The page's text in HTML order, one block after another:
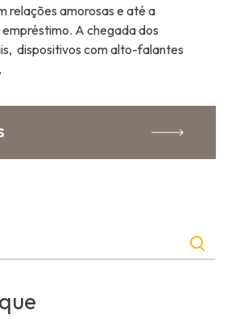
relações amorosas e até a
A chegada dos
dispositivos com alto-falantes